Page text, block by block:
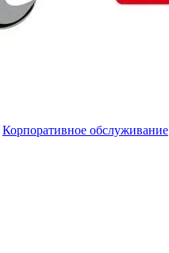
Корпоративное обслуживание